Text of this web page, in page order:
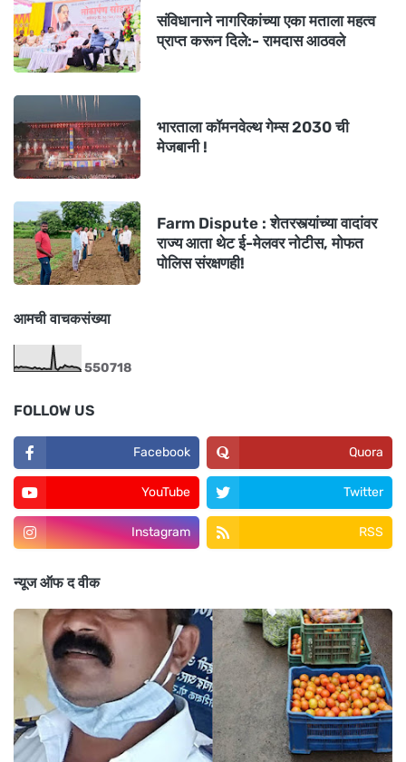
संविधानाने नागरिकांच्या एका मताला महत्व
प्राप्त करून दिले:- रामदास आठवले
भारताला कॉमनवेल्थ गेम्स 2030 ची
मेजबानी !
Farm Dispute : शेतरस्त्यांच्या वादांवर
राज्य आता थेट ई-मेलवर नोटीस, मोफत
पोलिस संरक्षणही!
आमची वाचकसंख्या
550718
FOLLOW US
Facebook Quora
YouTube Twitter
Instagram RSS
न्यूज ऑफ द वीक